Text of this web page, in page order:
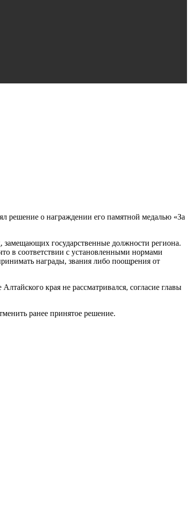
решение о награждении его памятной медалью «За
замещающих государственные должности региона.
в соответствии с установленными нормами
награды, звания либо поощрения от
края не рассматривался, согласие главы
ранее принятое решение.